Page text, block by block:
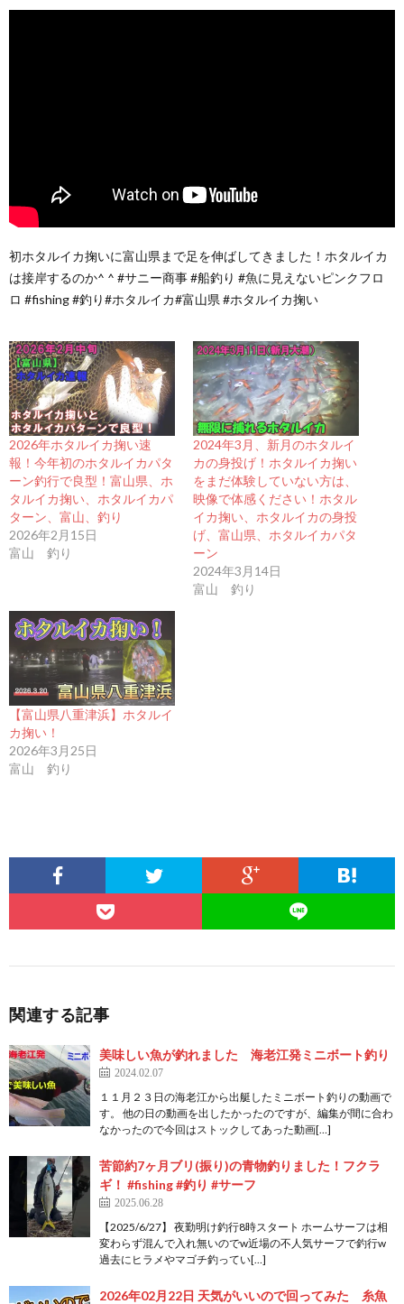
初ホタルイカ掬いに富山県まで足を伸ばしてきました！ホタルイカ
は接岸するのか^ ^ #サニー商事 #船釣り #魚に見えないピンクフロ
ロ #fishing #釣り#ホタルイカ#富山県 #ホタルイカ掬い
2026年ホタルイカ掬い速
報！今年初のホタルイカパタ
ーン釣行で良型！富山県、ホ
タルイカ掬い、ホタルイカパ
ターン、富山、釣り
2026年2月15日
富山 釣り
2024年3月、新月のホタルイ
カの身投げ！ホタルイカ掬い
をまだ体験していない方は、
映像で体感ください！ホタル
イカ掬い、ホタルイカの身投
げ、富山県、ホタルイカパタ
ーン
2024年3月14日
富山 釣り
【富山県八重津浜】ホタルイ
カ掬い！
2026年3月25日
富山 釣り
関連する記事
美味しい魚が釣れました 海老江発ミニボート釣り
2024.02.07
１１月２３日の海老江から出艇したミニボート釣りの動画で
す。 他の日の動画を出したかったのですが、編集が間に合わ
なかったので今回はストックしてあった動画[…]
苦節約7ヶ月ブリ(振り)の青物釣りました！フクラ
ギ！ #fishing #釣り #サーフ
2025.06.28
【2025/6/27】 夜勤明け釣行8時スタート ホームサーフは相
変わらず混んで入れ無いのでw近場の不人気サーフで釣行w
過去にヒラメやマゴチ釣ってい[…]
2026年02月22日 天気がいいので回ってみた 糸魚